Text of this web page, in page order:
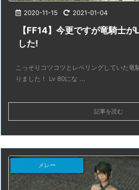
2020-11-15 2021-01-04
【FF14】今更ですが竜騎士
した!
こっそりコツコツとレベリングしていた竜
りました！ Lv 80にな ...
記事を読む
メレー